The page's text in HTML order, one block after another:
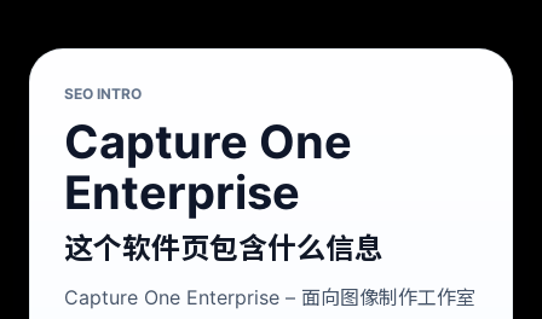
SEO INTRO
Capture One
Enterprise
这个软件页包含什么信息
Capture One Enterprise – 面向图像制作工作室